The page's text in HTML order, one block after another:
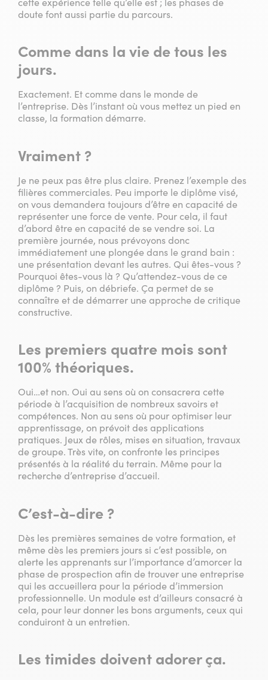
doute font aussi partie du parcours.
Comme dans la vie de tous les
jours.
Exactement. Et comme dans le monde de
l’entreprise. Dès l’instant où vous mettez un pied en
classe, la formation démarre.
Vraiment ?
Je ne peux pas être plus claire. Prenez l’exemple des
filières commerciales. Peu importe le diplôme visé,
on vous demandera toujours d’être en capacité de
représenter une force de vente. Pour cela, il faut
d’abord être en capacité de se vendre soi. La
première journée, nous prévoyons donc
immédiatement une plongée dans le grand bain :
une présentation devant les autres. Qui êtes-vous ?
Pourquoi êtes-vous là ? Qu’attendez-vous de ce
diplôme ? Puis, on débriefe. Ça permet de se
connaître et de démarrer une approche de critique
constructive.
Les premiers quatre mois sont
100% théoriques.
Oui…et non. Oui au sens où on consacrera cette
période à l’acquisition de nombreux savoirs et
compétences. Non au sens où pour optimiser leur
apprentissage, on prévoit des applications
pratiques. Jeux de rôles, mises en situation, travaux
de groupe. Très vite, on confronte les principes
présentés à la réalité du terrain. Même pour la
recherche d’entreprise d’accueil.
C’est-à-dire ?
Dès les premières semaines de votre formation, et
même dès les premiers jours si c’est possible, on
alerte les apprenants sur l’importance d’amorcer la
phase de prospection afin de trouver une entreprise
qui les accueillera pour la période d’immersion
professionnelle. Un module est d’ailleurs consacré à
cela, pour leur donner les bons arguments, ceux qui
conduiront à un entretien.
Les timides doivent adorer ça.